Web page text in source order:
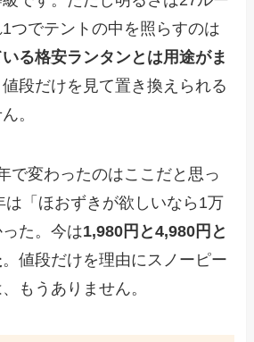
つでテントの中を照らすのは
る格安ランタンとは用途がま
段だけを見て置き換えられる
。
で変わったのはここだと思っ
は「ほおずきが欲しいなら1万
た。今は1,980円と4,980円と
。値段だけを理由にスノーピー
もうありません。